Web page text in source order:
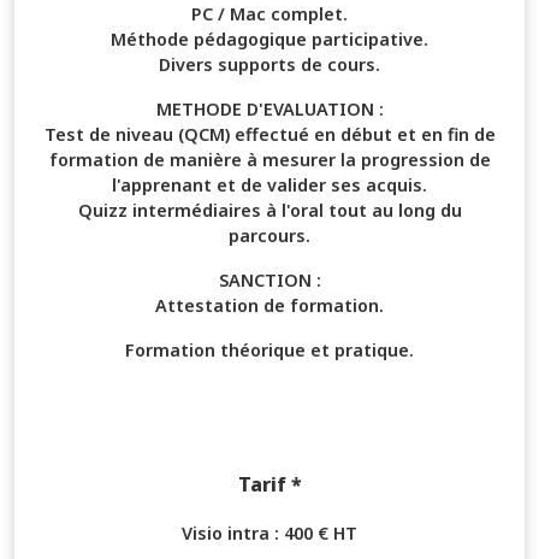
PC / Mac complet.
Méthode pédagogique participative.
Divers supports de cours.
METHODE D'EVALUATION :
Test de niveau (QCM) effectué en début et en fin de
formation de manière à mesurer la progression de
l'apprenant et de valider ses acquis.
Quizz intermédiaires à l'oral tout au long du
parcours.
SANCTION :
Attestation de formation.
Formation théorique et pratique.
Tarif *
Visio intra : 400 € HT